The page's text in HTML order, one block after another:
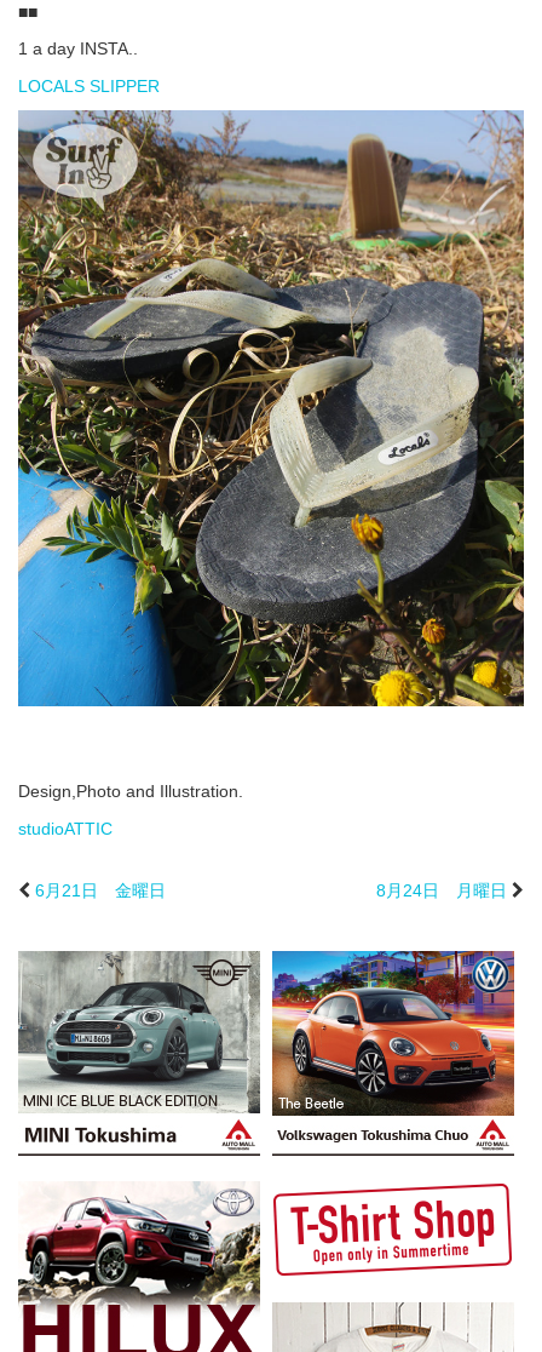
■■
1 a day INSTA..
LOCALS SLIPPER
Design,Photo and Illustration.
studioATTIC
6月21日 金曜日 8月24日 月曜日